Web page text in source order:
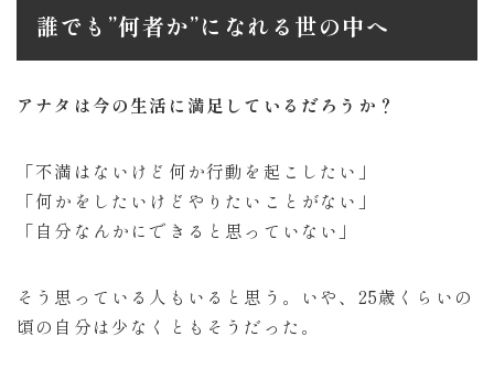
誰でも”何者か”になれる世の中へ
アナタは今の生活に満足しているだろうか？
「不満はないけど何か行動を起こしたい」
「何かをしたいけどやりたいことがない」
「自分なんかにできると思っていない」
そう思っている人もいると思う。いや、25歳くらいの
頃の自分は少なくともそうだった。